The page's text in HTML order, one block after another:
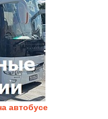
автобусе